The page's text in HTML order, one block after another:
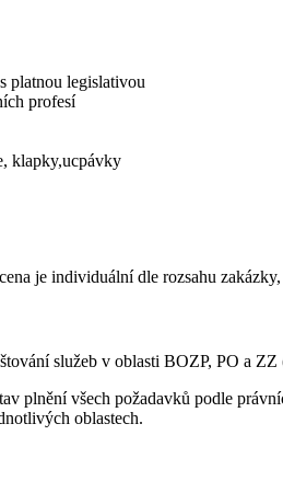
platnou legislativou
profesí
klapky,ucpávky
je individuální dle rozsahu
služeb v oblasti BOZP, PO a
plnění všech požadavků podle
oblastech.